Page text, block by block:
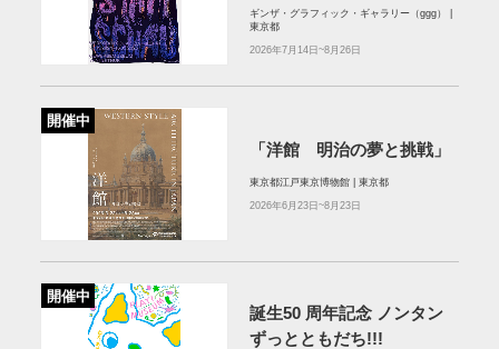
ギンザ・グラフィック・ギャラリー（ggg） |
東京都
2026年7月14日~8月26日
開催中
「洋館 明治の夢と挑戦」
東京都江戸東京博物館 | 東京都
2026年6月23日~8月23日
開催中
誕⽣50 周年記念 ノンタン
ずっとともだち!!!